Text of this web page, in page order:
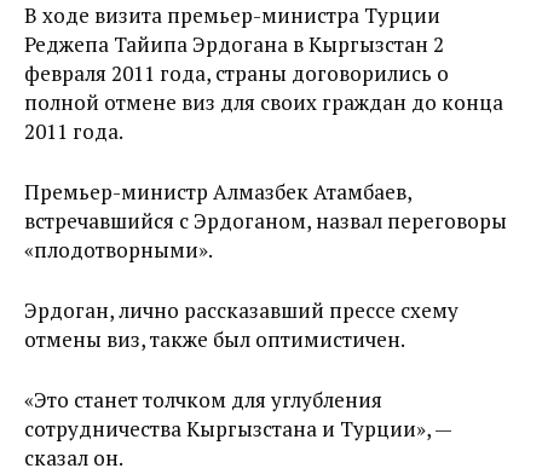
В ходе визита премьер-министра Турции
Реджепа Тайипа Эрдогана в Кыргызстан 2
февраля 2011 года, страны договорились о
полной отмене виз для своих граждан до конца
2011 года.
Премьер-министр Алмазбек Атамбаев,
встречавшийся с Эрдоганом, назвал переговоры
«плодотворными».
Эрдоган, лично рассказавший прессе схему
отмены виз, также был оптимистичен.
«Это станет толчком для углубления
сотрудничества Кыргызстана и Турции», —
сказал он.